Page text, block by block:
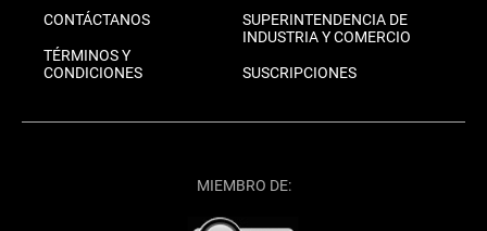
CONTÁCTANOS
TÉRMINOS Y
CONDICIONES
SUPERINTENDENCIA DE
INDUSTRIA Y COMERCIO
SUSCRIPCIONES
MIEMBRO DE: